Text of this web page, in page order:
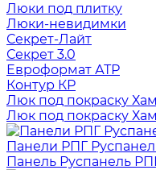
Люки под плитку
Люки-невидимки
Секрет-Лайт
Секрет 3.0
Евроформат АТР
Контур КР
Люк под покраску
Люк под покраску
Панели РПГ
Панель Руспанель